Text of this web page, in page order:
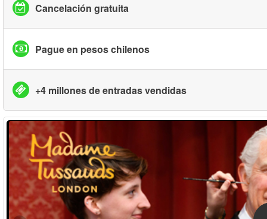
Cancelación gratuita
Pague en pesos chilenos
+4 millones de entradas vendidas